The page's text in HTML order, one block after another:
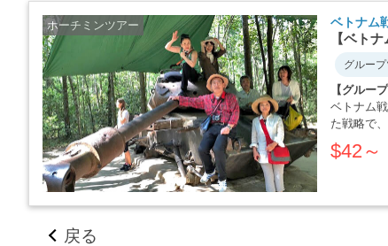
ホーチミンツアー ベトナム
【ベト
グルー
【グルー
ベトナム
た戦略で
か・・・・
$42～
戻る